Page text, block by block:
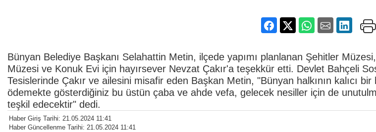
Bünyan Belediye Başkanı Selahattin Metin, ilçede yapımı planlanan Şehitler
Müzesi ve Konuk Evi için hayırsever Nevzat Çakır'a teşekkür etti. Devlet Bahçeli
Tesislerinde Çakır ve ailesini misafir eden Başkan Metin, "Bünyan halkının kalıcı bir
ödemekte gösterdiğiniz bu üstün çaba ve ahde vefa, gelecek nesiller için de
teşkil edecektir" dedi.
Haber Giriş Tarihi: 21.05.2024 11:41
Haber Güncellenme Tarihi: 21.05.2024 11:41